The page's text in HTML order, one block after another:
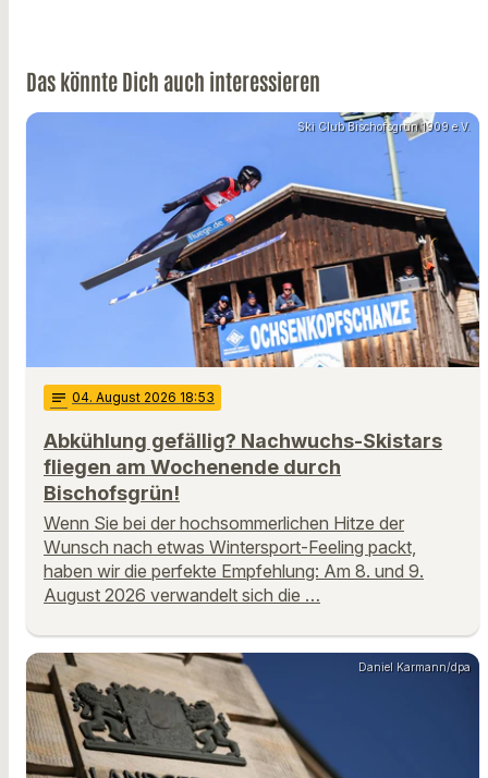
Das könnte Dich auch interessieren
Ski Club Bischofsgrün 1909 e.V.
notes 04. August 2026 18:53
Abkühlung gefällig? Nachwuchs-Skistars
fliegen am Wochenende durch
Bischofsgrün!
Wenn Sie bei der hochsommerlichen Hitze der
Wunsch nach etwas Wintersport-Feeling packt,
haben wir die perfekte Empfehlung: Am 8. und 9.
August 2026 verwandelt sich die …
Daniel Karmann/dpa